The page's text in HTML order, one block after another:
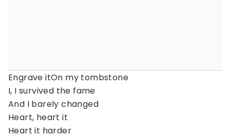
Engrave itOn my tombstone
I, I survived the fame
And I barely changed
Heart, heart it
Heart it harder